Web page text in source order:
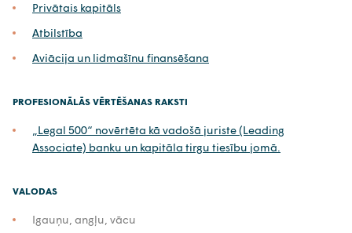
Privātais kapitāls
Atbilstība
Aviācija un lidmašīnu finansēšana
PROFESIONĀLĀS VĒRTĒŠANAS RAKSTI
„Legal 500“ novērtēta kā vadošā juriste (Leading
Associate) banku un kapitāla tirgu tiesību jomā.
VALODAS
Igauņu, angļu, vācu